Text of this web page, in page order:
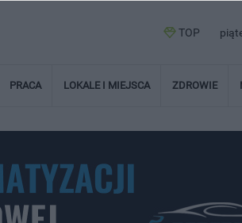
TOP
PRACA LOKALE I MIEJSCA ZDROWIE